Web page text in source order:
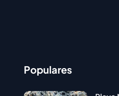
Populares